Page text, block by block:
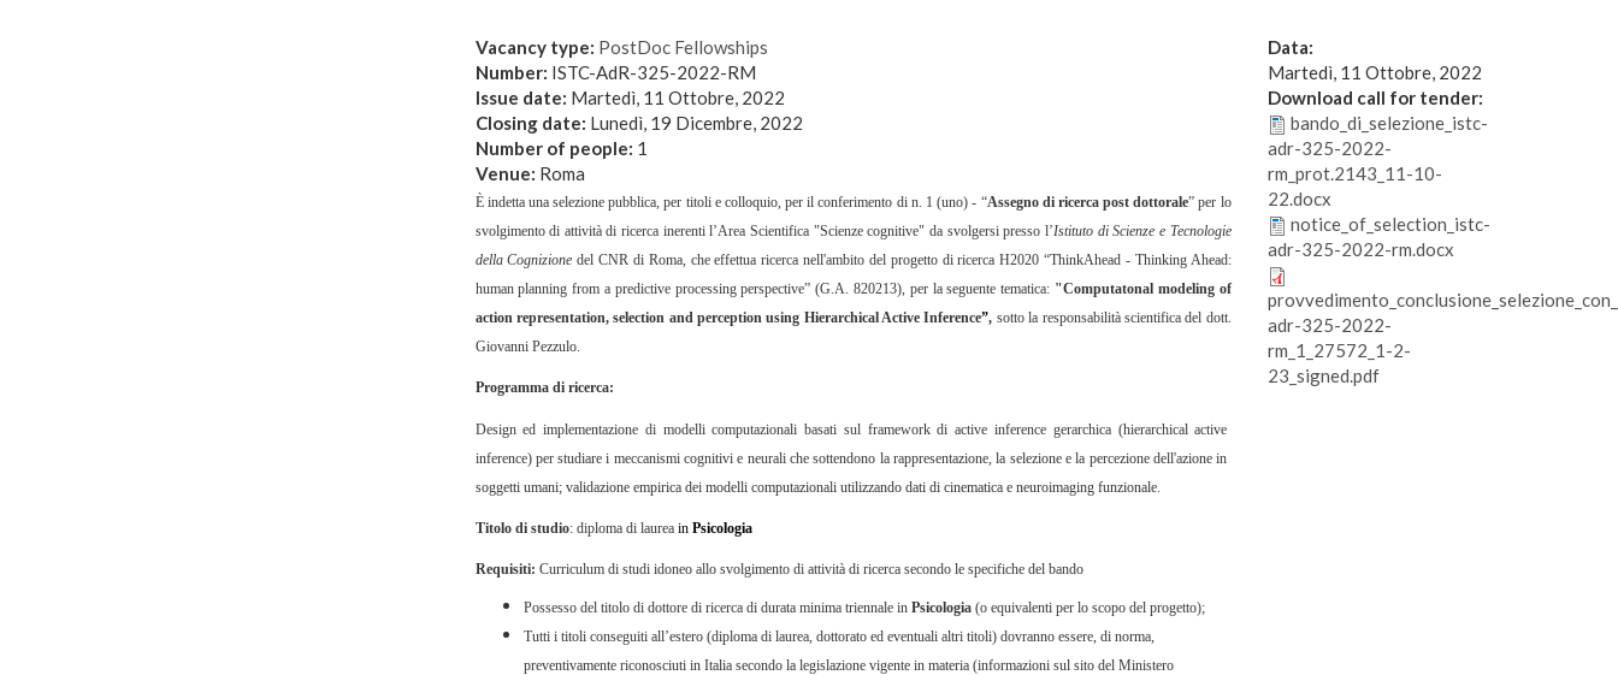
Vacancy type: PostDoc Fellowships
Number: ISTC-AdR-325-2022-RM
Issue date: Martedì, 11 Ottobre, 2022
Closing date: Lunedì, 19 Dicembre, 2022
Number of people: 1
Venue: Roma
È indetta una selezione pubblica, per titoli e colloquio, per il conferimento di n. 1 (uno) - “Assegno di ricerca post dottorale” per lo
svolgimento di attività di ricerca inerenti l’Area Scientifica "Scienze cognitive" da svolgersi presso l’Istituto di Scienze e Tecnologie
della Cognizionedel CNR di Roma, che effettua ricerca nell'ambito del progetto di ricerca H2020 “ThinkAhead - Thinking Ahead:
human planning from a predictive processing perspective” (G.A. 820213), per la seguente tematica: "Computatonal modeling of
action representation, selection and perception using Hierarchical Active Inference”, sotto la responsabilità scientifica del dott.
Giovanni Pezzulo.
Programma di ricerca:
Design ed implementazione di modelli computazionali basati sul framework di active inference gerarchica (hierarchical active
inference) per studiare i meccanismi cognitivi e neurali che sottendono la rappresentazione, la selezione e la percezione dell'azione in
soggetti umani; validazione empirica dei modelli computazionali utilizzando dati di cinematica e neuroimaging funzionale.
Titolo di studio: diploma di laureain Psicologia
Requisiti: Curriculum di studi idoneo allo svolgimento di attività di ricerca secondo le specifiche del bando
Possesso del titolo di dottore di ricerca di durata minima triennale in Psicologia(o equivalenti per lo scopo del progetto);
Tutti i titoli conseguiti all’estero (diploma di laurea, dottorato ed eventuali altri titoli) dovranno essere, di norma,
preventivamente riconosciuti in Italia secondo la legislazione vigente in materia (informazioni sul sito del Ministero
Data:
Martedì, 11 Ottobre, 2022
Download call for tender:
bando_di_selezione_istc-
adr-325-2022-
rm_prot.2143_11-10-
22.docx
notice_of_selection_istc-
adr-325-2022-rm.docx
adr-325-2022-
rm_1_27572_1-2-
23_signed.pdf